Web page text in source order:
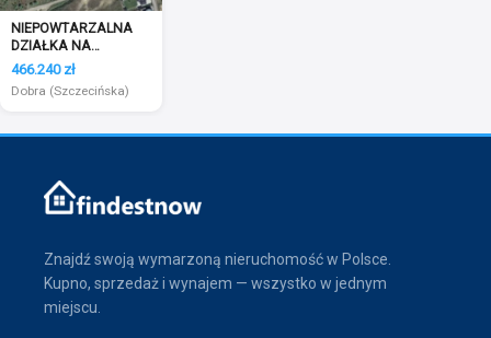
NIEPOWTARZALNA
DZIAŁKA NA
MIERZYNIE, Z MPZP!!
466.240 zł
Dobra (Szczecińska)
Znajdź swoją wymarzoną nieruchomość w Polsce.
Kupno, sprzedaż i wynajem — wszystko w jednym
miejscu.